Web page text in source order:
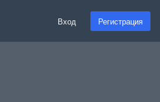
Вход Регистрация